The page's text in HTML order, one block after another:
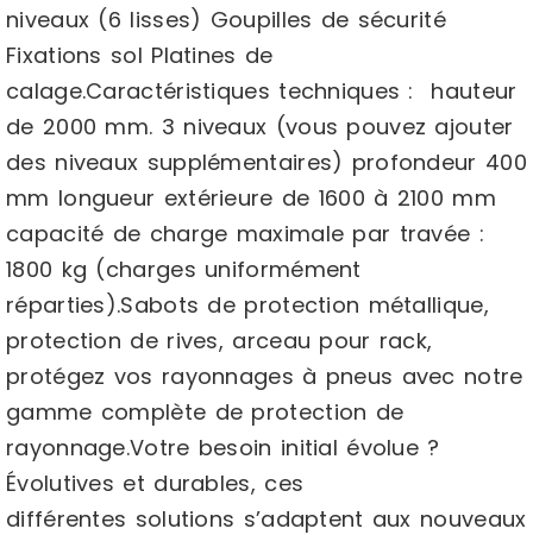
niveaux (6 lisses) Goupilles de sécurité
Fixations sol Platines de
calage.Caractéristiques techniques : hauteur
de 2000 mm. 3 niveaux (vous pouvez ajouter
des niveaux supplémentaires) profondeur 400
mm longueur extérieure de 1600 à 2100 mm
capacité de charge maximale par travée :
1800 kg (charges uniformément
réparties).Sabots de protection métallique,
protection de rives, arceau pour rack,
protégez vos rayonnages à pneus avec notre
gamme complète de protection de
rayonnage.Votre besoin initial évolue ?
Évolutives et durables, ces
différentes solutions s’adaptent aux nouveaux